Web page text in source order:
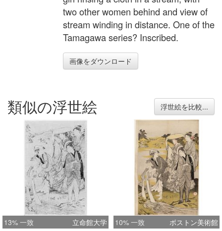
two other women behind and view of
stream winding in distance. One of the
Tamagawa series? Inscribed.
画像をダウンロード
類似の浮世絵 浮世絵を比較...
13% 一致 立命館大学 10% 一致 ボストン美術館